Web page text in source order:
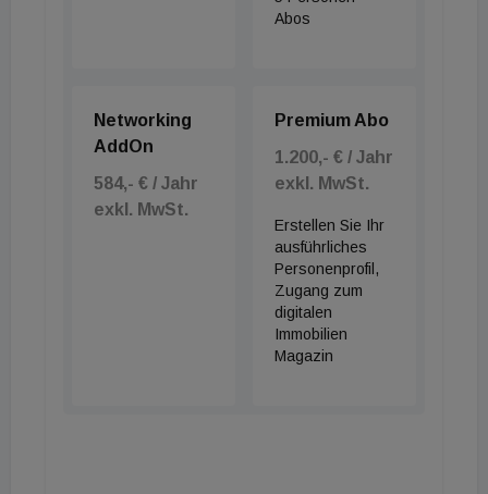
Abos
Networking
AddOn
584,- € / Jahr
exkl. MwSt.
Premium Abo
1.200,- € / Jahr
exkl. MwSt.
Erstellen Sie Ihr
ausführliches
Personenprofil,
Zugang zum
digitalen
Immobilien
Magazin